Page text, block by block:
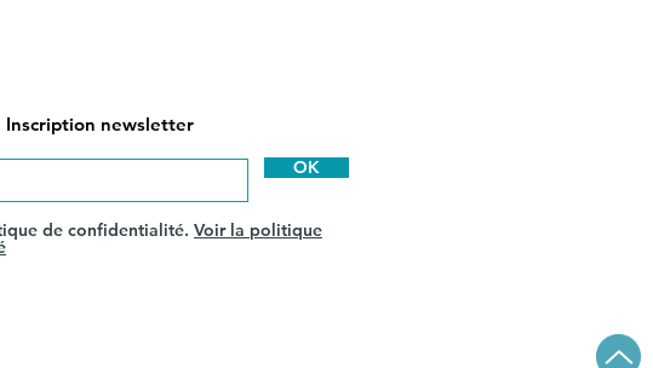
Inscription newsletter
OK
de confidentialité. Voir la politique